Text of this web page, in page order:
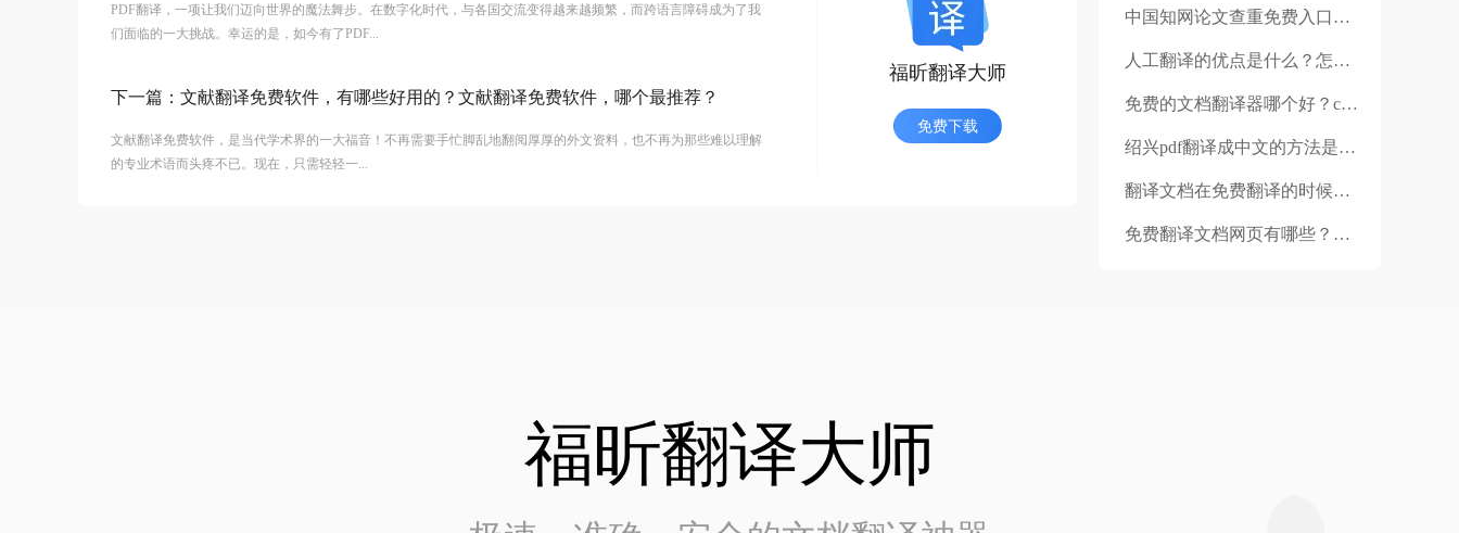
PDF翻译，一项让我们迈向世界的魔法舞步。在数字化时代，与各国交流变得越来越频繁，而跨语言障碍成为了我
们面临的一大挑战。幸运的是，如今有了PDF...
下一篇： 文献翻译免费软件，有哪些好用的？文献翻译免费软件，哪个最推荐？
文献翻译免费软件，是当代学术界的一大福音！不再需要手忙脚乱地翻阅厚厚的外文资料，也不再为那些难以理解
的专业术语而头疼不已。现在，只需轻轻一...
福昕翻译大师
免费下载
中国知网论文查重免费入口？致谢词算在查重内容中吗？
人工翻译的优点是什么？怎么人工翻译？
免费的文档翻译器哪个好？cad图纸文档可以翻译吗？
绍兴pdf翻译成中文的方法是什么？福昕翻译只能翻译pdf吗？
翻译文档在免费翻译的时候，秘诀是什么？翻译软件是如何翻译文档的？
免费翻译文档网页有哪些？英文翻译要注意哪些？
福昕翻译大师